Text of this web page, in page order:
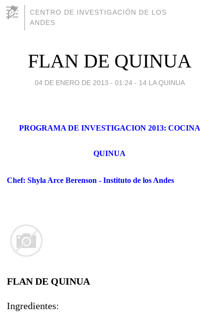
CENTRO DE INVESTIGACIÓN DE LOS
ANDES
FLAN DE QUINUA
04 DE ENERO DE 2013 - 01:24 - 14 LA QUINUA
PROGRAMA DE INVESTIGACION 2013: COCINA
QUINUA
Chef: Shyla Arce Berenson - Instituto de los Andes
FLAN DE QUINUA
Ingredientes: